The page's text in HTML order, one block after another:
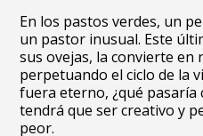
En los pastos verdes, un
un pastor inusual. Este
sus ovejas, la convierte en
perpetuando el ciclo de la
fuera eterno, ¿qué pasaría
tendrá que ser creativo y
peor.